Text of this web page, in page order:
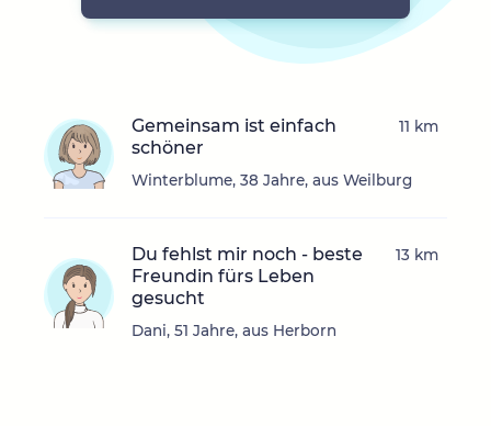
Gemeinsam ist einfach
schöner
Winterblume, 38 Jahre, aus Weilburg
11 km
Du fehlst mir noch - beste
Freundin fürs Leben
gesucht
Dani, 51 Jahre, aus Herborn
13 km